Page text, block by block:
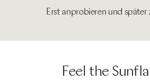
Erst anprobieren und später
Feel the